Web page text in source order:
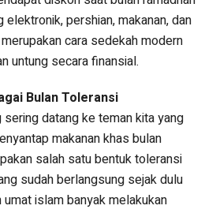
elektronik, pershian, makanan, dan
cara sedekah modern
untung secara finansial.
Bulan Toleransi
sering datang ke teman kita yang
makanan khas bulan
salah satu bentuk toleransi
sudah berlangsung sejak dulu
umat islam banyak melakukan